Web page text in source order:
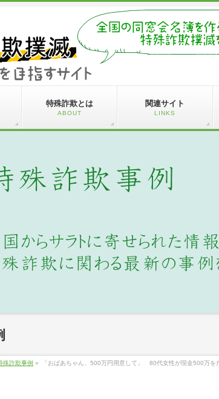
特殊詐欺とは
ABOUT
関連サイト
LINKS
殊詐欺事例 » 「おばあちゃん、500万円用意して」 80代女性が現金500万を